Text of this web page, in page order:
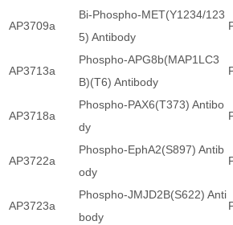
AP3709a
Bi-Phospho-MET(Y1234/123
5) Antibody
AP3713a
Phospho-APG8b(MAP1LC3
B)(T6) Antibody
AP3718a
Phospho-PAX6(T373) Antibo
dy
AP3722a
Phospho-EphA2(S897) Antib
ody
AP3723a
Phospho-JMJD2B(S622) Anti
body